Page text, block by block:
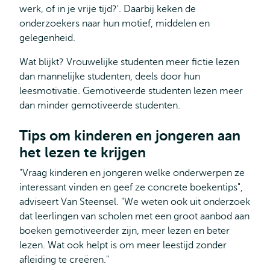
werk, of in je vrije tijd?'. Daarbij keken de
onderzoekers naar hun motief, middelen en
gelegenheid.
Wat blijkt? Vrouwelijke studenten meer fictie lezen
dan mannelijke studenten, deels door hun
leesmotivatie. Gemotiveerde studenten lezen meer
dan minder gemotiveerde studenten.
Tips om kinderen en jongeren aan
het lezen te krijgen
"Vraag kinderen en jongeren welke onderwerpen ze
interessant vinden en geef ze concrete boekentips",
adviseert Van Steensel. "We weten ook uit onderzoek
dat leerlingen van scholen met een groot aanbod aan
boeken gemotiveerder zijn, meer lezen en beter
lezen. Wat ook helpt is om meer leestijd zonder
afleiding te creëren."